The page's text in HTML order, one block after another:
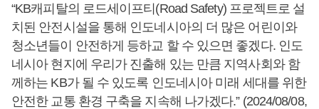
“KB캐피탈의 로드세이프티(Road Safety) 프로젝트로 설
치된 안전시설을 통해 인도네시아의 더 많은 어린이와
청소년들이 안전하게 등하교 할 수 있으면 좋겠다. 인도
네시아 현지에 우리가 진출해 있는 만큼 지역사회와 함
께하는 KB가 될 수 있도록 인도네시아 미래 세대를 위한
안전한 교통 환경 구축을 지속해 나가겠다.” (2024/08/08,